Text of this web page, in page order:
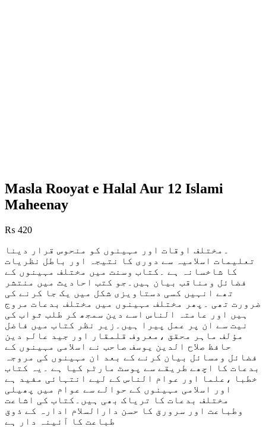
Masla Rooyat e Halal Aur 12 Islami
Maheenay
₨ 420
۔مختلف اوقات اور مہینوں کو منحوس قرار دینا
تعلیمات اسلامیہ سے دوری کا نتیجہ اور باطل نظریات
کا شاخسانہ ہے ۔کتاب وسنت میں مختلف مہینوں کے
فضائل ومناقب بیان ہیں۔جو کتب احادیث میں منتشر
تھے انہیں کسی دستاویزی شکل میں یک جا کرنے کی
ضرورت تھی ۔پھر مختلف مہینوں میں مختلف بدعات مروج
ہیں اور عامتہ الناس اسے دین سمجھ کر طلب ثواب کی
نیت سے ان پر عمل پیرا ہیں
۔زیر نظر کتاب میں فاضل
مؤلف ماہر محقق ،معروف قلمقار اور جید عالم دین
حافظ صلاح الدین یوسف صاحب نے اسلامی مہینوں کے
فضائل ومسائل بیان کرنے کے بعد ان مہینوں کی مروجہ
بدعات کا اچھے طریقے سے پوسٹ مارٹم کیا ہے ۔یہ کتاب
خطبا ،علما اور عوام الناس کے لیے انتہائی مفید ہے
اور اسلامی مہینوں کے حوالے سے عوام میں پھیلی
مختلف بدعات کا تریاک بھی ہیں۔کتاب کی اشاعت
وطباعت اور سرورق کا حسن دارالسلام ادارہ کے ذوق
طباعت کا آئینہ دار ہے